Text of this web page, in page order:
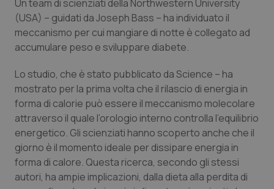
Basilicata
Campania
Emilia-Romagna
Friuli Venezia Giulia
Artrite & artrosi
Car-T
Colesterolo & coronaropatie
Dermatite Atopica
QS Club Newsletter
Un team di scienziati della Northwestern University
(USA) – guidati da Joseph Bass – ha individuato il
meccanismo per cui mangiare di notte è collegato ad
accumulare peso e sviluppare diabete.
Lo studio, che è stato pubblicato da Science – ha
mostrato per la prima volta che il rilascio di energia in
forma di calorie può essere il meccanismo molecolare
attraverso il quale l’orologio interno controlla l’equilibrio
energetico. Gli scienziati hanno scoperto anche che il
giorno è il momento ideale per dissipare energia in
forma di calore. Questa ricerca, secondo gli stessi
autori, ha ampie implicazioni, dalla dieta alla perdita di